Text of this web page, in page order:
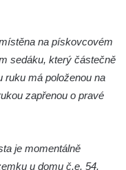
na pískovcovém
sedáku, který částečně
ruku má položenou na
zapřenou o pravé
je momentálně
u domu č.e. 54.